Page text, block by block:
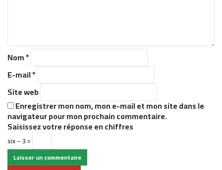
r
e
*
Nom*
E-mail*
Site web
Enregistrer mon nom, mon e-mail et mon site dans le
navigateur pour mon prochain commentaire.
Saisissez votre réponse en chiffres
six − 3 =